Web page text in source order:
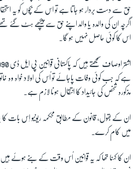
حق سے دست بردار ہو جاتا ہے تو اس کے بچوں کو یہ
اگرچہ ان کی والدہ یا والد اپنے حق سے پیچھے ہٹ گئے
اس کا کوئی حاصل نہیں ہو گا۔
ہے کہ جب کوئی وفات پاجائے تو اُس کی اولاد خواہ وہ
مذکورہ شخص کی جائیداد کا انتقال ہونا لازم ہے۔
ان کے بقول، قانون کے مطابق محکمہ ریونیو اِس بات کا
میں کام کرے۔
ان کا کہنا تھا کہ یہ قوانین اُس وقت کے بنے ہوئے